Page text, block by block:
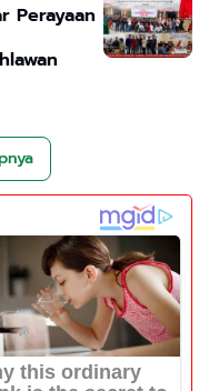
Perayaan